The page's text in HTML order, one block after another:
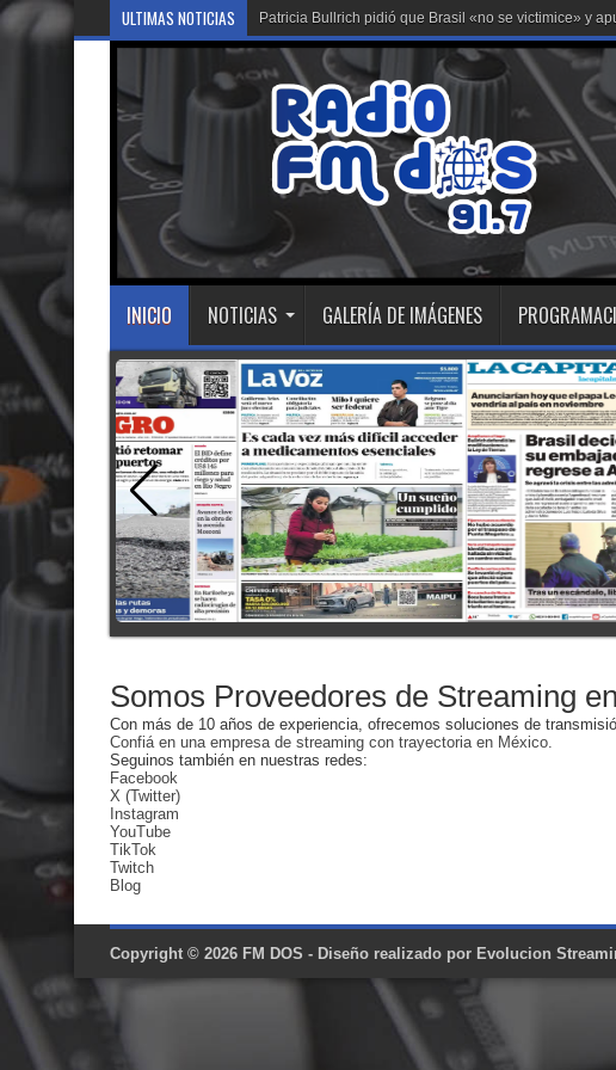
ULTIMAS NOTICIAS Patricia Bullrich pidió que Brasil «no se victimice» y
INICIO NOTICIAS GALERÍA DE IMÁGENES
Somos Proveedores de Streaming
Con más de 10 años de experiencia, ofrecemos soluciones de
Confiá en una empresa de streaming con trayectoria en México.
Seguinos también en nuestras redes:
Facebook
X (Twitter)
Instagram
YouTube
TikTok
Twitch
Blog
Copyright © 2026 FM DOS - Diseño realizado por Evolucion